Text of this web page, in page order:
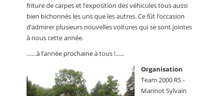
friture de carpes et l’exposition des véhicules tous aussi
bien bichonnés les uns que les autres. Ce fût l’occasion
d’admirer plusieurs nouvelles voitures qui se sont jointes
à nous cette année.
……à l’année prochaine à tous !......
Organisation
Team 2000 RS -
Marinot Sylvain